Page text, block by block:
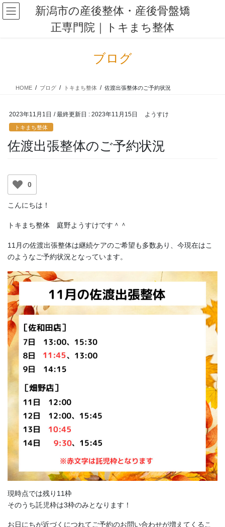
コ
ン
ナ
ビ
新潟市の産後整体・産後骨盤矯
正専門院｜トキまち整体
ブログ
HOME ブログ トキまち整体 佐渡出張整体のご予約状況
2023年11月1日 / 最終更新日 : 2023年11月15日 ようすけ
トキまち整体
佐渡出張整体のご予約状況
0
こんにちは！
トキまち整体 庭野ようすけです＾＾
11月の佐渡出張整体は継続ケアのご希望も多数あり、今現在はこ
のようなご予約状況となっています。
現時点では残り11枠
そのうち託児枠は3枠のみとなります！
お日にちが近づくにつれてご予約のお問い合わせが増えてくるこ